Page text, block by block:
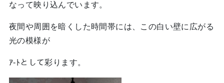
なって映り込んでいます。
夜間や周囲を暗くした時間帯には、この白い壁に広がる
光の模様が
ｱ-ﾄとして彩ります。